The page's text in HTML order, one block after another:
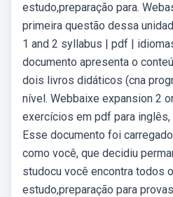
estudo,preparação para.
primeira questão dessa
1 and 2 syllabus | pdf |
documento apresenta o
dois livros didáticos (cna
nível. Webbaixe expansion 2
exercícios em pdf para
Esse documento foi
como você, que decidiu
studocu você encontra todos
estudo,preparação para